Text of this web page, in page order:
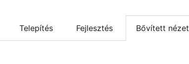
Telepítés Fejlesztés Bővített nézet